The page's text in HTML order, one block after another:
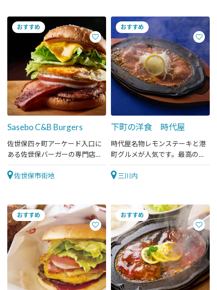
Sasebo C&B Burgers
佐世保四ヶ町アーケード入口に
ある佐世保バーガーの専門店。
お持ち帰り、ケータリングなど
も対応可能。
佐世保市街地
下町の洋食 時代屋
時代屋名物レモンステーキと港
町グルメが人気です。最高の笑
顔でお待ちしております。
三川内